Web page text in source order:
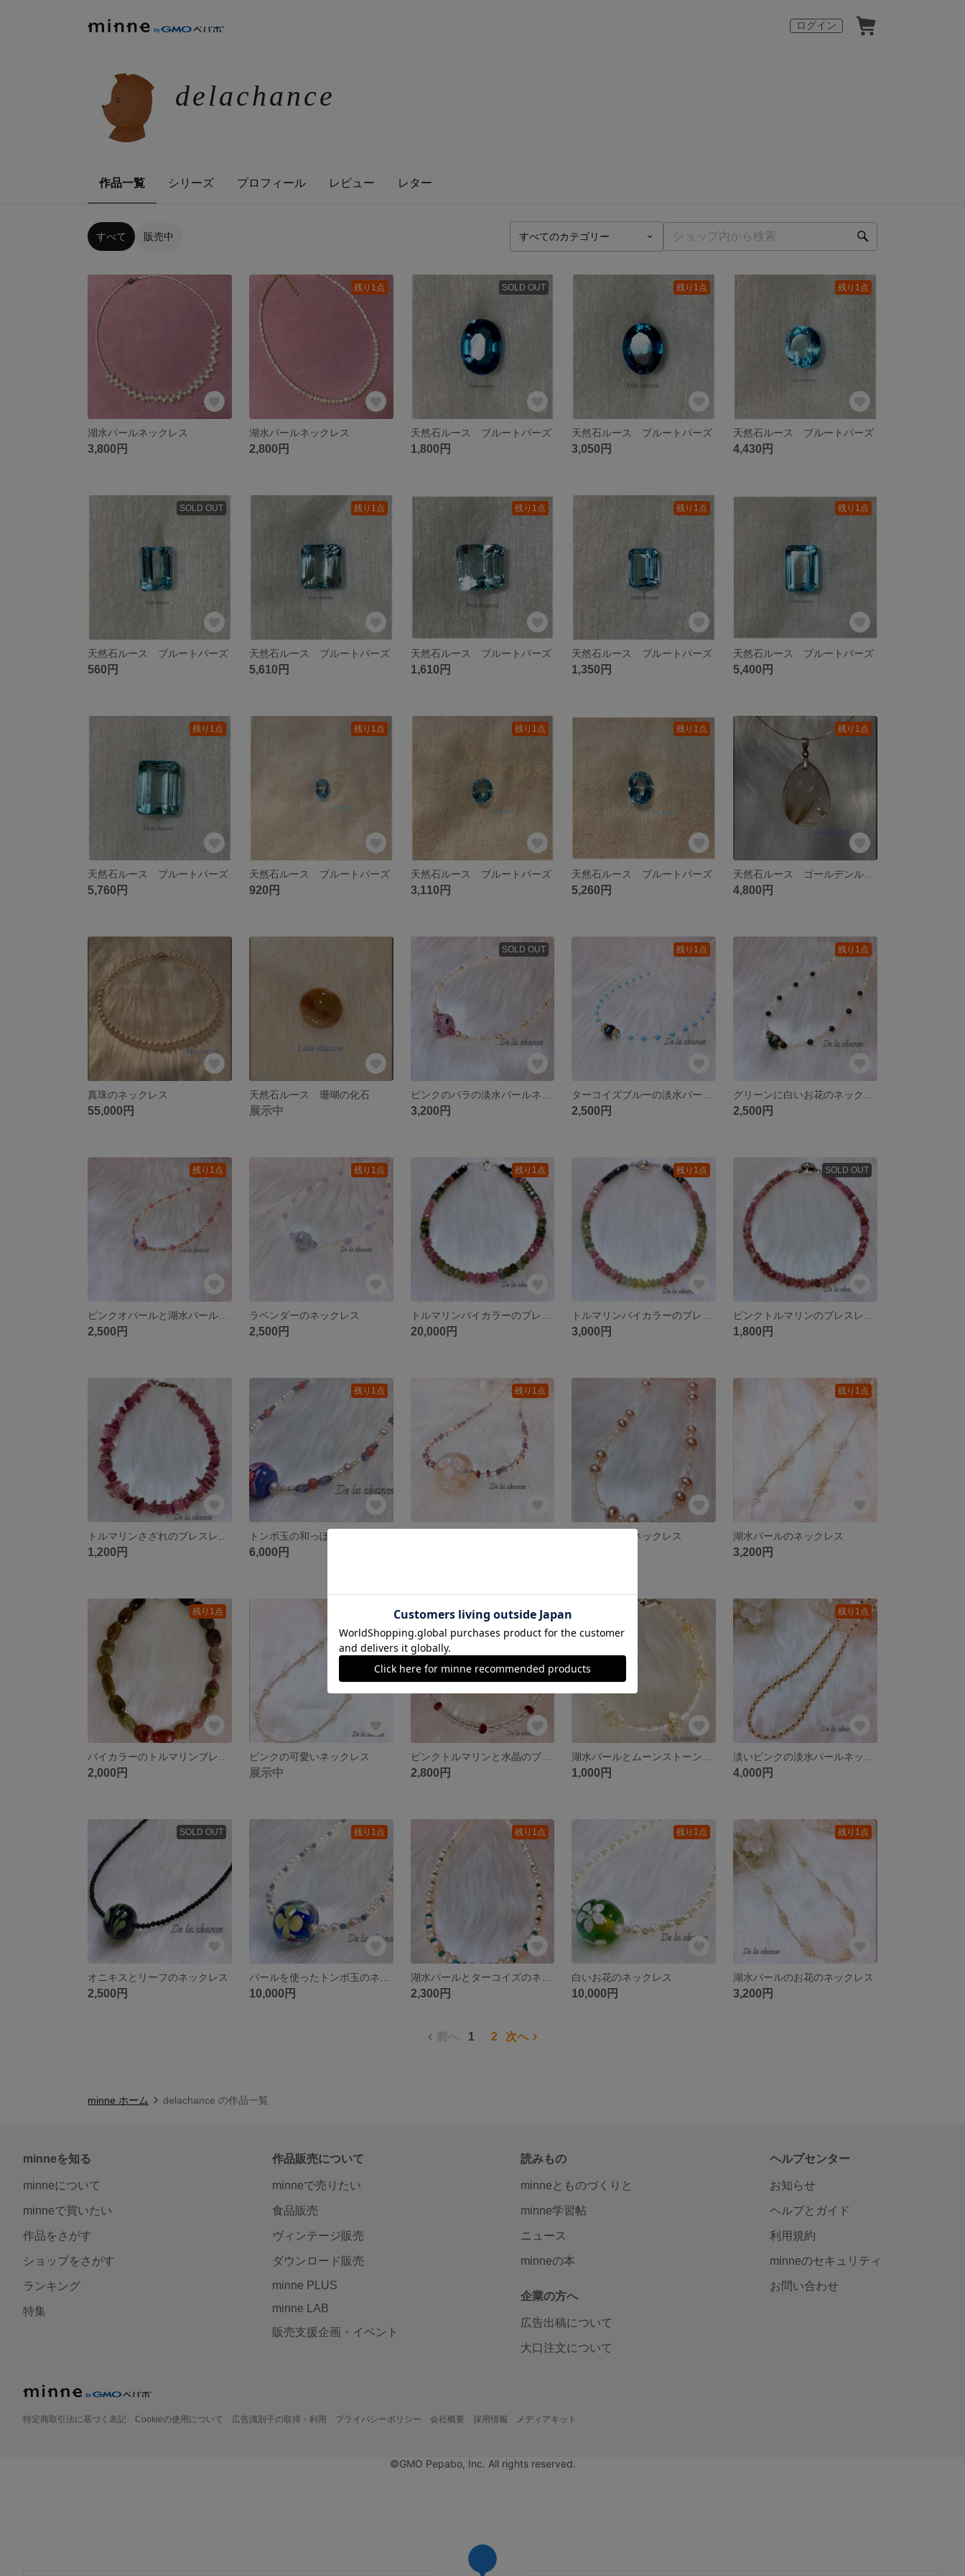
ログイン
delachance
作品一覧 シリーズ プロフィール レビュー レター
すべて 販売中
湖水パールネックレス
3,800円
残り1点
湖水パールネックレス
2,800円
SOLD OUT
天然石ルース ブルートパーズ
1,800円
残り1点
天然石ルース ブルートパーズ
3,050円
残り1点
天然石ルース ブルートパーズ
4,430円
SOLD OUT
天然石ルース ブルートパーズ
560円
残り1点
天然石ルース ブルートパーズ
5,610円
残り1点
天然石ルース ブルートパーズ
1,610円
残り1点
天然石ルース ブルートパーズ
1,350円
残り1点
天然石ルース ブルートパーズ
5,400円
残り1点
天然石ルース ブルートパーズ
5,760円
残り1点
天然石ルース ブルートパーズ
920円
残り1点
天然石ルース ブルートパーズ
3,110円
残り1点
天然石ルース ブルートパーズ
5,260円
残り1点
4,800円
真珠のネックレス
55,000円
天然石ルース 珊瑚の化石
展示中
SOLD OUT
3,200円
残り1点
2,500円
残り1点
2,500円
残り1点
2,500円
残り1点
ラベンダーのネックレス
2,500円
残り1点
20,000円
残り1点
3,000円
SOLD OUT
1,800円
1,200円
残り1点
トンボ玉の和っぽいネックレス
6,000円
残り1点
湖水パールのネックレス
残り1点
湖水パールのネックレス
3,200円
残り1点
2,000円
ピンクの可愛いネックレス
展示中
残り1点
ピンクトルマリンと水晶のブレスレット
2,800円 1,000円
残り1点
4,000円
SOLD OUT
オニキスとリーフのネックレス
2,500円
残り1点
10,000円
残り1点
2,300円
残り1点
白いお花のネックレス
10,000円
残り1点
湖水パールのお花のネックレス
3,200円
前へ 1 2 次へ
minne ホーム delachance の作品一覧
minneを知る
minneについて
minneで買いたい
作品をさがす
ショップをさがす
ランキング
特集
作品販売について
minneで売りたい
食品販売
ヴィンテージ販売
ダウンロード販売
minne PLUS
minne LAB
販売支援企画・イベント
読みもの
minneとものづくりと
minne学習帖
ニュース
minneの本
企業の方へ
広告出稿について
大口注文について
ヘルプセンター
お知らせ
ヘルプとガイド
利用規約
minneのセキュリティ
お問い合わせ
特定商取引法に基づく表記 Cookieの使用について 広告識別子の取得・利用 プライバシーポリシー 会社概要 採用情報 メディアキット
©GMO Pepabo, Inc. All rights reserved.